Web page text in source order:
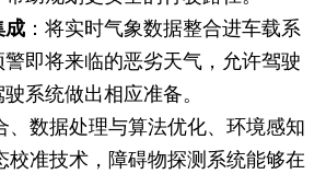
成 ：将实时气象数据整合进车载系
即将来临的恶劣天气，允许驾驶
系统做出相应准备。
、数据处理与算法优化、环境感知
校准技术，障碍物探测系统能够在